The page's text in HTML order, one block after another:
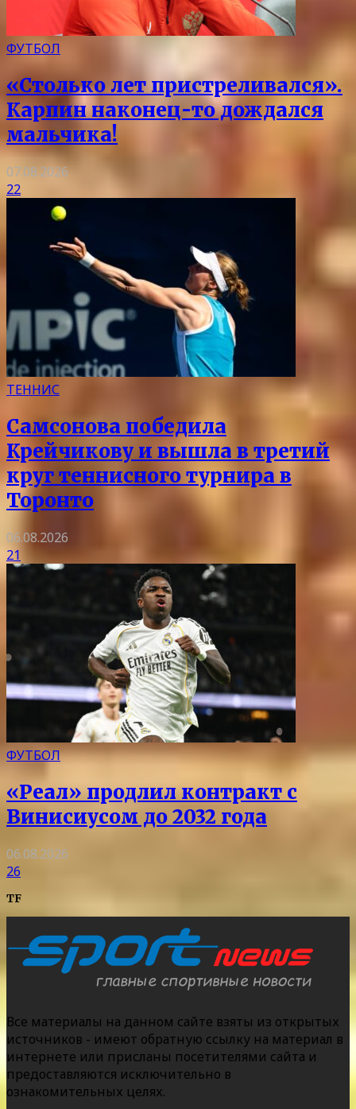
ФУТБОЛ
«Столько лет пристреливался».
Карпин наконец-то дождался
мальчика!
07.08.2026
22
ТЕННИС
Самсонова победила
Крейчикову и вышла в третий
круг теннисного турнира в
Торонто
06.08.2026
21
ФУТБОЛ
«Реал» продлил контракт с
Винисиусом до 2032 года
06.08.2026
26
TF
Все материалы на данном сайте взяты из открытых
источников - имеют обратную ссылку на материал в
интернете или присланы посетителями сайта и
предоставляются исключительно в
ознакомительных целях.